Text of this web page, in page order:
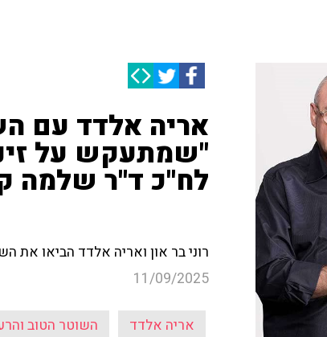
אריה אלדד עם
"שמתעקש על
לח''כ ד''ר שלמה
רוני בר און ואריה אלדד הביאו את
11/09/2025
אריה אלדד השוטר הטוב